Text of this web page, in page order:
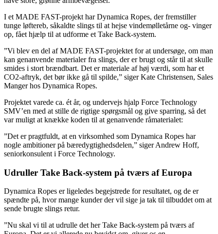
I et MADE FAST-projekt har Dynamica Ropes, der fremstiller
tunge løftereb, såkaldte slings til at hejse vindemølletårne og- vinger
op, fået hjælp til at udforme et Take Back-system.
”Vi blev en del af MADE FAST-projektet for at undersøge, om man
kan genanvende materialer fra slings, der er brugt og står til at skulle
smides i stort brændbart. Det er materiale af høj værdi, som har et
CO2-aftryk, det bør ikke gå til spilde,” siger Kate Christensen, Sales
Manger hos Dynamica Ropes.
Projektet varede ca. ét år, og undervejs hjalp Force Technology
SMV’en med at stille de rigtige spørgsmål og give sparring, så det
var muligt at knække koden til at genanvende råmaterialet:
”Det er pragtfuldt, at en virksomhed som Dynamica Ropes har
nogle ambitioner på bæredygtighedsdelen,” siger Andrew Hoff,
seniorkonsulent i Force Technology.
Udruller Take Back-system på tværs af Europa
Dynamica Ropes er ligeledes begejstrede for resultatet, og de er
spændte på, hvor mange kunder der vil sige ja tak til tilbuddet om at
sende brugte slings retur.
”Nu skal vi til at udrulle det her Take Back-system på tværs af